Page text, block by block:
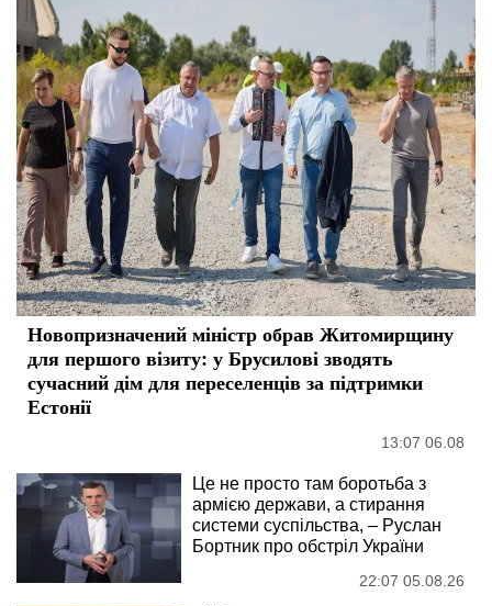
Новопризначений міністр обрав Житомирщину
для першого візиту: у Брусилові зводять
сучасний дім для переселенців за підтримки
Естонії
13:07 06.08
Це не просто там боротьба з
армією держави, а стирання
системи суспільства, – Руслан
Бортник про обстріл України
22:07 05.08.26